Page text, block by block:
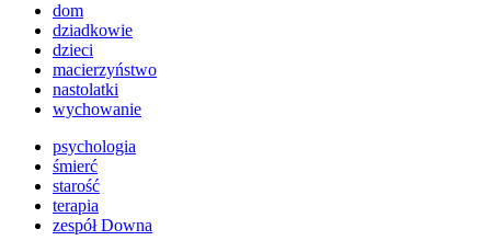
dom
dziadkowie
dzieci
macierzyństwo
nastolatki
wychowanie
psychologia
śmierć
starość
terapia
zespół Downa